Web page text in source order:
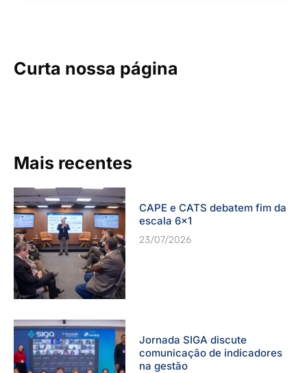
Curta nossa página
Mais recentes
CAPE e CATS debatem fim da
escala 6×1
23/07/2026
Jornada SIGA discute
comunicação de indicadores
na gestão